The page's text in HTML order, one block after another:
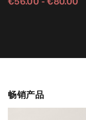
畅销产品